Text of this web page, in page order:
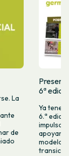
La
de
6ª
Ya
6.ª
apoyar
modelos